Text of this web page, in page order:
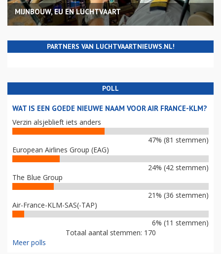
MIJNBOUW, EU EN LUCHTVAART
PARTNERS VAN LUCHTVAARTNIEUWS.NL!
POLL
WAT IS EEN GOEDE NIEUWE NAAM VOOR AIR FRANCE-KLM?
Verzin alsjeblieft iets anders
47% (81 stemmen)
European Airlines Group (EAG)
24% (42 stemmen)
The Blue Group
21% (36 stemmen)
Air-France-KLM-SAS(-TAP)
6% (11 stemmen)
Totaal aantal stemmen: 170
Meer polls